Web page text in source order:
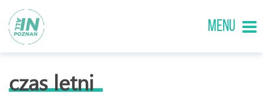
MENU
czas letni